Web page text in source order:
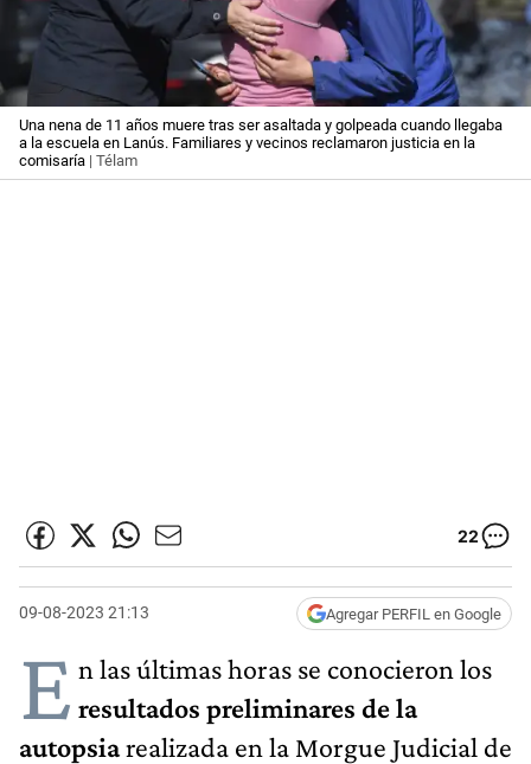
Una nena de 11 años muere tras ser asaltada y golpeada cuando llegaba
a la escuela en Lanús. Familiares y vecinos reclamaron justicia en la
comisaría | Télam
22
09-08-2023 21:13 Agregar PERFIL en Google
E n las últimas horas se conocieron los
resultados preliminares de la
autopsiarealizada en la Morgue Judicial de